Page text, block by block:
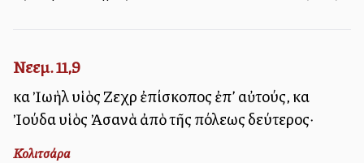
Νεεμ. 11,9
καὶ Ἰωὴλ υἱὸς Ζεχρὶ ἐπίσκοπος ἐπ’ αὐτούς, καὶ
Ἰούδα υἱὸς Ἀσανὰ ἀπὸ τῆς πόλεως δεύτερος·
Κολιτσάρα